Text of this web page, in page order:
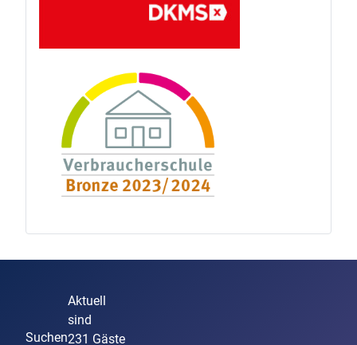
Suchen
Aktuell
sind
231 Gäste